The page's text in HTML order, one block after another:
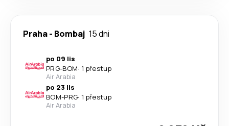
Praha- Bombaj 15 dni
po 09 lis
PRG-BOM· 1 přestup
Air Arabia
po 23 lis
BOM-PRG· 1 přestup
Air Arabia